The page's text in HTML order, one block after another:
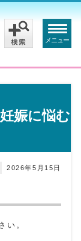
メニュー
娠に悩む
2026年5月15日
い。